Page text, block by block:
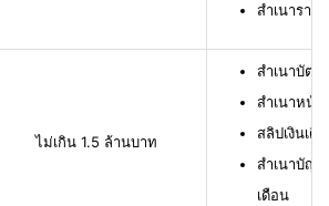
สำเนาราย
ไม่เกิน 1.5 ล้านบาท
สำเนาบัตร
สำเนาหน้
สลิปเงินเดื
สำเนาบัญชี
เดือน